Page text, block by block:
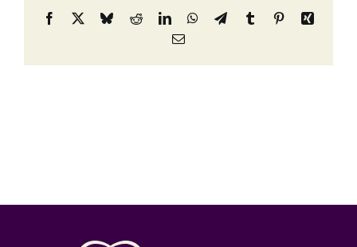
Facebook BlueskyRedditLinkedInWhatsApp
TelegramTumblr PinterestXing
Email